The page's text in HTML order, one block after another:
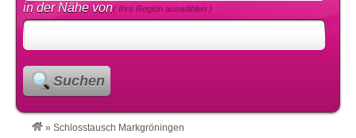
in der Nähe von( Ihre Region auswählen )
Suchen
» Schlosstausch Markgröningen